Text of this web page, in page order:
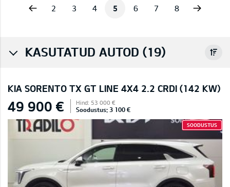
2 3 4 5 6 7 8
KASUTATUD AUTOD (19)
KIA SORENTO TX GT LINE 4X4 2.2 CRDI (142 KW)
49 900 € Hind: 53 000 €
Soodustus: 3 100 €
SOODUSTUS